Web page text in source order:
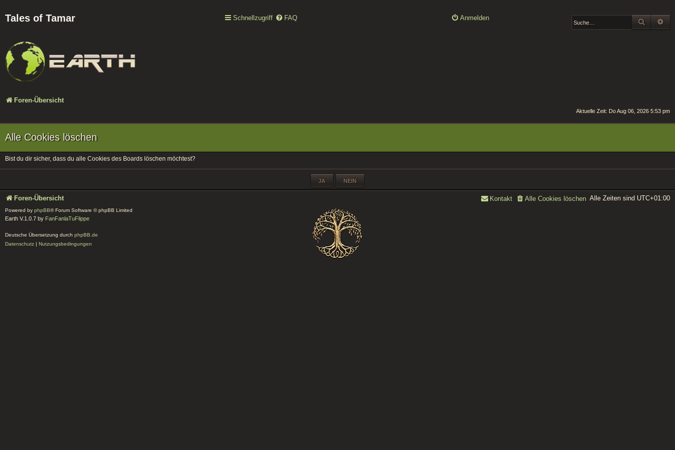
Tales of Tamar Schnellzugriff FAQ Anmelden SUCHE
Foren-Übersicht
Aktuelle Zeit: Do Aug 06, 2026 5:53 pm
Alle Cookies löschen
Bist du dir sicher, dass du alle Cookies des Boards löschen möchtest?
Foren-Übersicht Alle Zeiten sind UTC+01:00
Alle Cookies löschen
Kontakt
Powered by phpBB® Forum Software © phpBB Limited
Earth V.1.0.7 by FanFanlaTuFlippe
Deutsche Übersetzung durch phpBB.de
Datenschutz | Nutzungsbedingungen